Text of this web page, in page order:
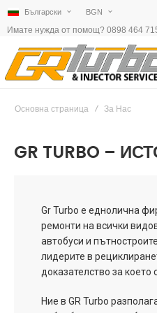
Български BGN
Имате нужда от помощ? 0898 464
Основна страница За Нас
GR TURBO –
Gr Turbo e еднолична
ремонти на всички
автобуси и
лидерите в
доказателство за което
Ние в GR Turbo